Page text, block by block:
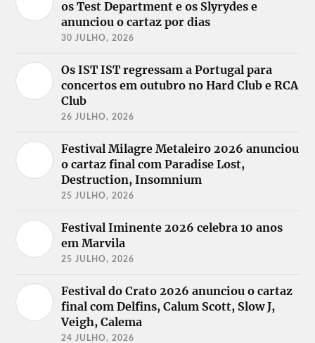
os Test Department e os Slyrydes e
anunciou o cartaz por dias
30 JULHO, 2026
Os IST IST regressam a Portugal para
concertos em outubro no Hard Club e RCA
Club
26 JULHO, 2026
Festival Milagre Metaleiro 2026 anunciou
o cartaz final com Paradise Lost,
Destruction, Insomnium
25 JULHO, 2026
Festival Iminente 2026 celebra 10 anos
em Marvila
25 JULHO, 2026
Festival do Crato 2026 anunciou o cartaz
final com Delfins, Calum Scott, Slow J,
Veigh, Calema
24 JULHO, 2026